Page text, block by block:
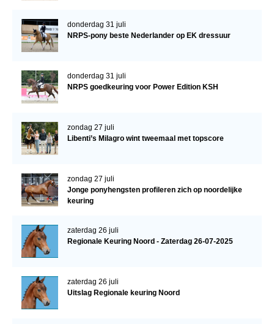
donderdag 31 juli
NRPS-pony beste Nederlander op EK dressuur
donderdag 31 juli
NRPS goedkeuring voor Power Edition KSH
zondag 27 juli
Libenti’s Milagro wint tweemaal met topscore
zondag 27 juli
Jonge ponyhengsten profileren zich op noordelijke
keuring
zaterdag 26 juli
Regionale Keuring Noord - Zaterdag 26-07-2025
zaterdag 26 juli
Uitslag Regionale keuring Noord